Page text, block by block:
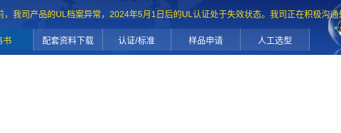
，我司产品的UL档案异常，2024年5月1日后的UL认证处于失效状态。我司正在积极沟通
书 配套资料下载 认证/标准 样品申请 人工选型